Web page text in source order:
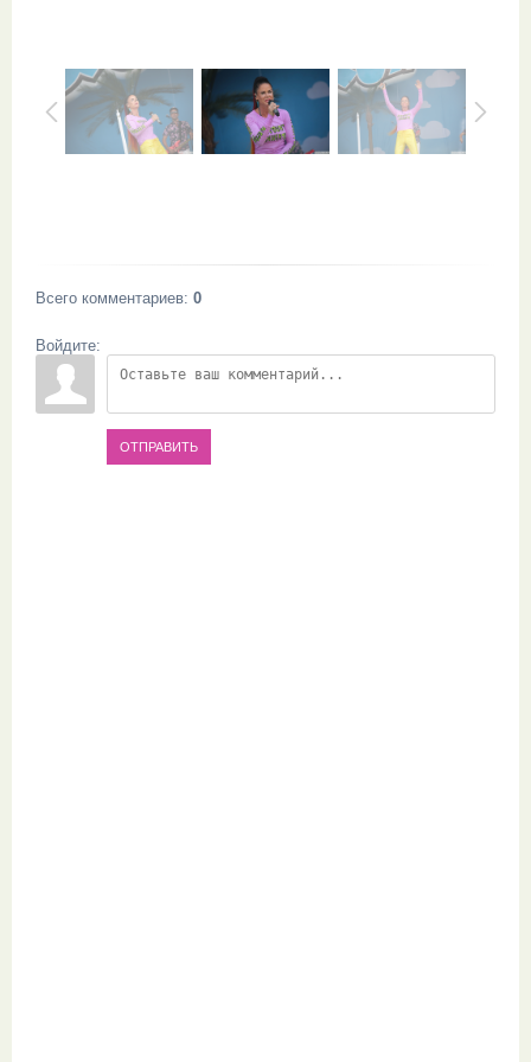
Всего комментариев: 0
Войдите:
ОТПРАВИТЬ